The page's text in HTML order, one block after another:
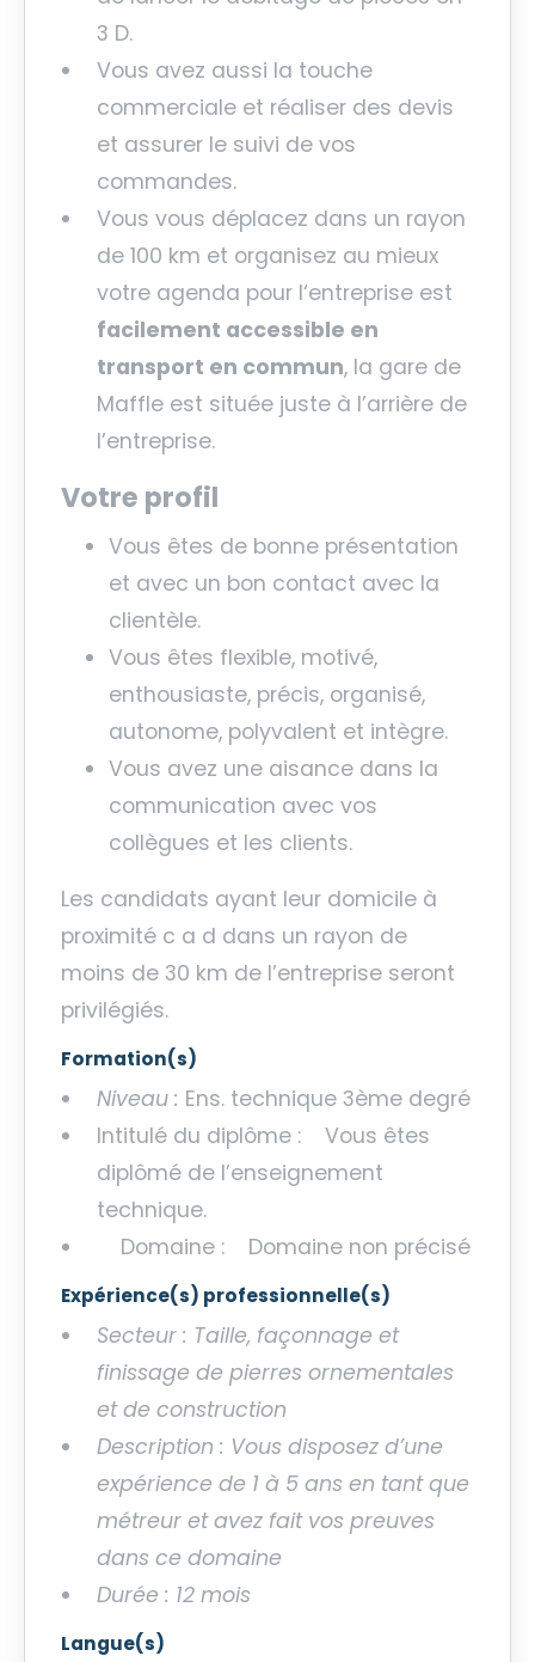
3 D.
Vous avez aussi la touche
commerciale et réaliser des devis
et assurer le suivi de vos
commandes.
Vous vous déplacez dans un rayon
de 100 km et organisez au mieux
votre agenda pour l‘entreprise est
facilement accessible en
transport en commun, la gare de
Maffle est située juste à l’arrière de
l’entreprise.
Votre profil
Vous êtes de bonne présentation
et avec un bon contact avec la
clientèle.
Vous êtes flexible, motivé,
enthousiaste, précis, organisé,
autonome, polyvalent et intègre.
Vous avez une aisance dans la
communication avec vos
collègues et les clients.
Les candidats ayant leur domicile à
proximité c a d dans un rayon de
moins de 30 km de l’entreprise seront
privilégiés.
Formation(s)
Niveau : Ens. technique 3ème degré
Intitulé du diplôme : Vous êtes
diplômé de l’enseignement
technique.
Domaine : Domaine non précisé
Expérience(s) professionnelle(s)
Secteur : Taille, façonnage et
finissage de pierres ornementales
et de construction
Description : Vous disposez d’une
expérience de 1 à 5 ans en tant que
métreur et avez fait vos preuves
dans ce domaine
Durée : 12 mois
Langue(s)